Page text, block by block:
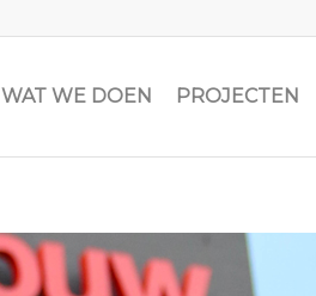
WAT WE DOEN PROJECTEN